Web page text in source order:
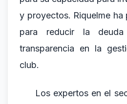
y proyectos. Riquelme ha
para reducir la
transparencia en la
club.
Los expertos en el